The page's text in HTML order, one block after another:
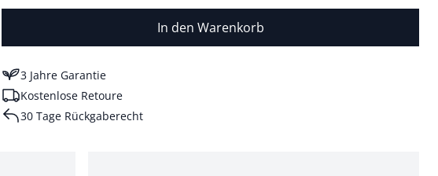
In den Warenkorb
3 Jahre Garantie
Kostenlose Retoure
30 Tage Rückgaberecht